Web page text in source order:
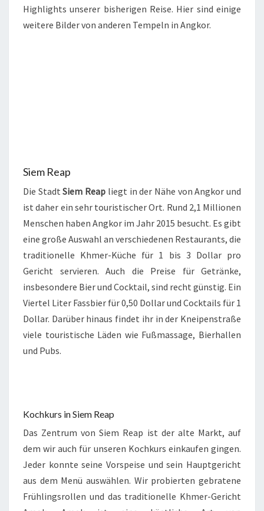
Highlights unserer bisherigen Reise. Hier sind einige
weitere Bilder von anderen Tempeln in Angkor.
Siem Reap
Die StadtSiem Reap liegt in der Nähe von Angkor und
ist daher ein sehr touristischer Ort. Rund 2,1 Millionen
Menschen haben Angkor im Jahr 2015 besucht. Es gibt
eine große Auswahl an verschiedenen Restaurants, die
traditionelle Khmer-Küche für 1 bis 3 Dollar pro
Gericht servieren. Auch die Preise für Getränke,
insbesondere Bier und Cocktail, sind recht günstig. Ein
Viertel Liter Fassbier für 0,50 Dollar und Cocktails für 1
Dollar. Darüber hinaus findet ihr in der Kneipenstraße
viele touristische Läden wie Fußmassage, Bierhallen
und Pubs.
Kochkurs in Siem Reap
Das Zentrum von Siem Reap ist der alte Markt, auf
dem wir auch für unseren Kochkurs einkaufen gingen.
Jeder konnte seine Vorspeise und sein Hauptgericht
aus dem Menü auswählen. Wir probierten gebratene
Frühlingsrollen und das traditionelle Khmer-Gericht